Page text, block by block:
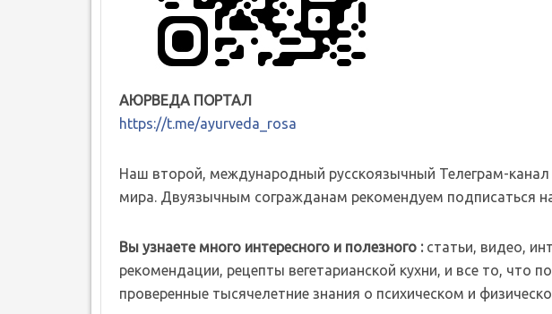
АЮРВЕДА ПОРТАЛ
https://t.me/ayurveda_rosa
Наш второй, международный русскоязычный Телеграм-
мира. Двуязычным согражданам рекомендуем подписаться
Вы узнаете много интересного и полезного : статьи, видео,
рекомендации, рецепты вегетарианской кухни, и все то, что
проверенные тысячелетние знания о психическом и